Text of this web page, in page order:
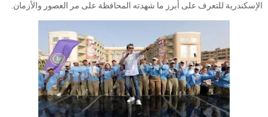
الإسكندرية للتعرف على أبرز ما شهدته المحافظة على مر العصور والأزمان.